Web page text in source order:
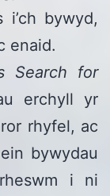
bywyd,
enaid.
Search for
erchyll yr
rhyfel, ac
bywydau
i ni